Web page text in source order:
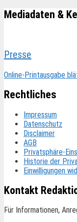
Mediadaten &
Presse
Online-Printausgabe
Rechtliches
Impressum
Datenschutz
Disclaimer
AGB
Privatsphäre-
Historie der
Einwilligungen
Kontakt
Für Informationen,